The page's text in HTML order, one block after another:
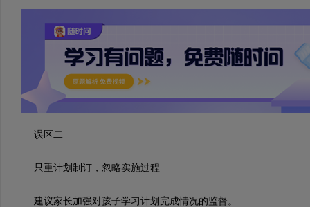
误区二
只重计划制订，忽略实施过程
建议家长加强对孩子学习计划完成情况的监督。